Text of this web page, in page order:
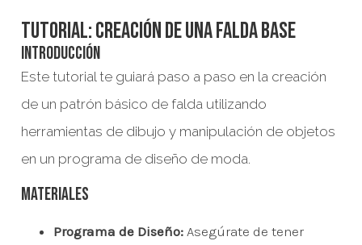
Tutorial: Creación de una Falda Base
Introducción
Este tutorial te guiará paso a paso en la creación
de un patrón básico de falda utilizando
herramientas de dibujo y manipulación de objetos
en un programa de diseño de moda.
Materiales
Programa de Diseño:Asegúrate de tener